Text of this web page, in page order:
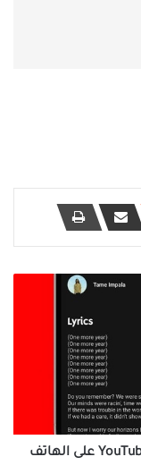
كيفية تمكين كلمات الأغاني على YouTube Music على الهاتف